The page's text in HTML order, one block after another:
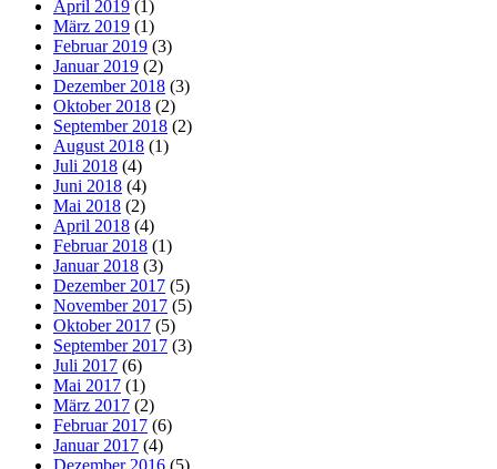
April 2019 (1)
März 2019 (1)
Februar 2019 (3)
Januar 2019 (2)
Dezember 2018 (3)
Oktober 2018 (2)
September 2018 (2)
August 2018 (1)
Juli 2018 (4)
Juni 2018 (4)
Mai 2018 (2)
April 2018 (4)
Februar 2018 (1)
Januar 2018 (3)
Dezember 2017 (5)
November 2017 (5)
Oktober 2017 (5)
September 2017 (3)
Juli 2017 (6)
Mai 2017 (1)
März 2017 (2)
Februar 2017 (6)
Januar 2017 (4)
Dezember 2016 (5)